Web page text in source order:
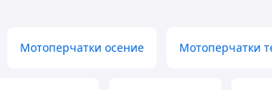
Мотоперчатки осение Мотоперчатки